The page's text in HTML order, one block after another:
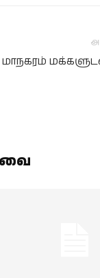
மாநகரம்